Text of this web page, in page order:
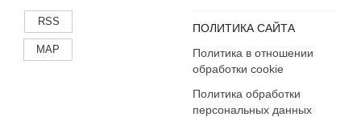
Калмыкия
Калужская область
Камчатский край
RSS
MAP
ПОЛИТИКА САЙТА
Политика в отношении
обработки cookie
Политика обработки
персональных данных